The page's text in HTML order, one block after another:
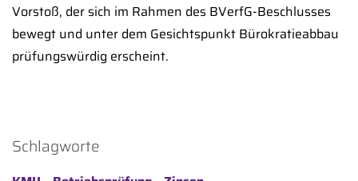
Vorstoß, der sich im Rahmen des BVerfG-Beschlusses
bewegt und unter dem Gesichtspunkt Bürokratieabbau
prüfungswürdig erscheint.
Schlagworte